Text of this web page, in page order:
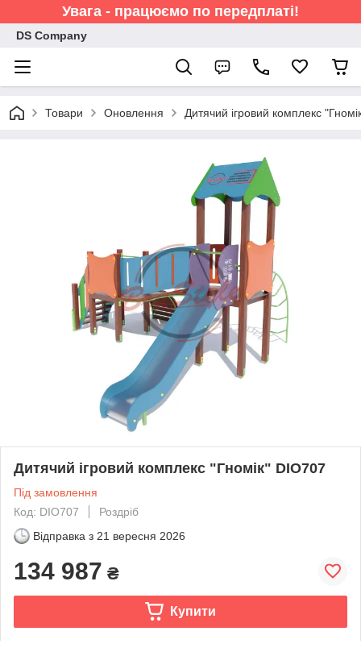
Увага - працюємо по передплаті!
DS Company
Товари Оновлення Дитячий ігровий комплекс
Дитячий ігровий комплекс "Гномік" DIO707
Під замовлення
Код: DIO707
Роздріб
Відправка з 21 вересня 2026
134 987 ₴
Купити